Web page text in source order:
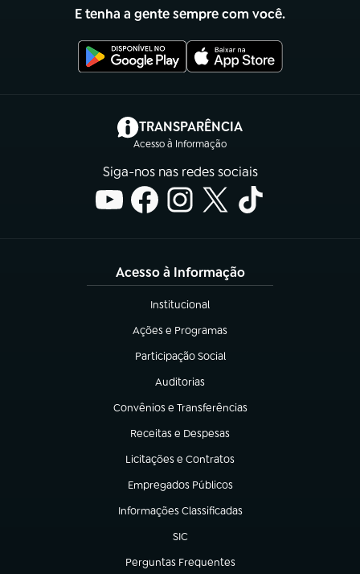
E tenha a gente sempre com você.
TRANSPARÊNCIA
Acesso à Informação
(abre em nova aba)
Siga-nos nas redes sociais
Acesso à Informação
Institucional
(abre em nova aba)
Ações e Programas
(abre em nova aba)
Participação Social
(abre em nova aba)
Auditorias
(abre em nova aba)
Convênios e Transferências
(abre em nova aba)
Receitas e Despesas
(abre em nova aba)
Licitações e Contratos
(abre em nova aba)
Empregados Públicos
(abre em nova aba)
Informações Classificadas
(abre em nova aba)
SIC
(abre em nova aba)
Perguntas Frequentes
(abre em nova aba)